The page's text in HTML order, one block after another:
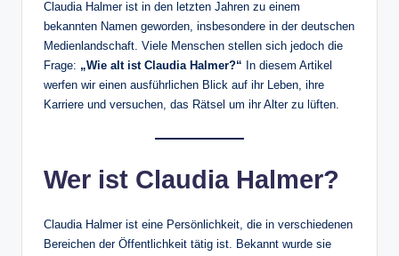
Claudia Halmer ist in den letzten Jahren zu einem
bekannten Namen geworden, insbesondere in der deutschen
Medienlandschaft. Viele Menschen stellen sich jedoch die
Frage: „Wie alt ist Claudia Halmer?“ In diesem Artikel
werfen wir einen ausführlichen Blick auf ihr Leben, ihre
Karriere und versuchen, das Rätsel um ihr Alter zu lüften.
Wer ist Claudia Halmer?
Claudia Halmer ist eine Persönlichkeit, die in verschiedenen
Bereichen der Öffentlichkeit tätig ist. Bekannt wurde sie